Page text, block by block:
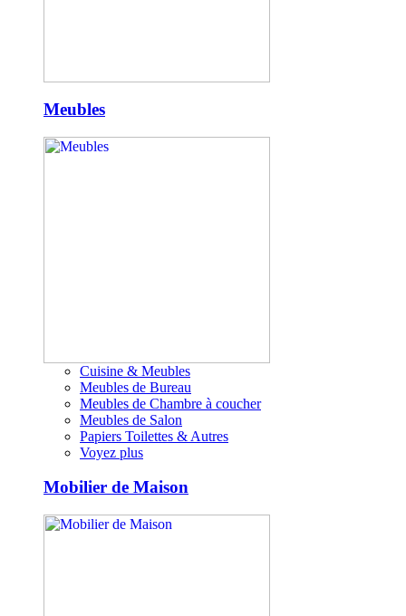
Meubles
Cuisine & Meubles
Meubles de Bureau
Meubles de Chambre à coucher
Meubles de Salon
Papiers Toilettes & Autres
Voyez plus
Mobilier de Maison